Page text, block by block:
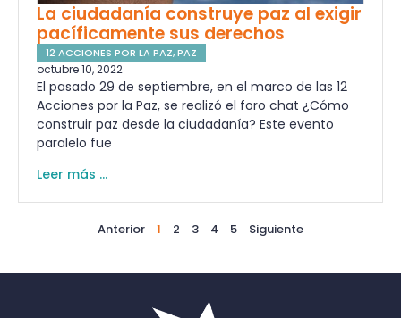
La ciudadanía construye paz al exigir
pacíficamente sus derechos
12 ACCIONES POR LA PAZ,PAZ
octubre 10, 2022
El pasado 29 de septiembre, en el marco de las 12
Acciones por la Paz, se realizó el foro chat ¿Cómo
construir paz desde la ciudadanía? Este evento
paralelo fue
Leer más ...
Anterior 1 2 3 4 5 Siguiente